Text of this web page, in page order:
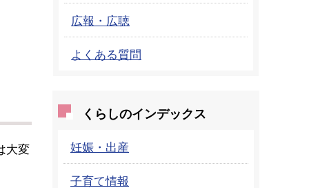
大変
広報・広聴
よくある質問
くらしのインデックス
妊娠・出産
子育て情報